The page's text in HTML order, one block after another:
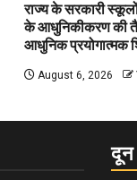
राज्य के सरकारी
के आधुनिकीकरण की
आधुनिक प्रयोगात्मक
August 6, 2026
दून